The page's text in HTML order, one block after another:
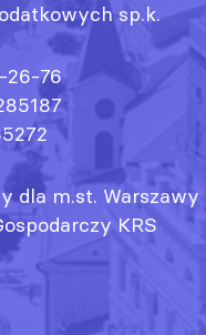
sp.k.
26-76
dla m.st. Warszawy
KRS